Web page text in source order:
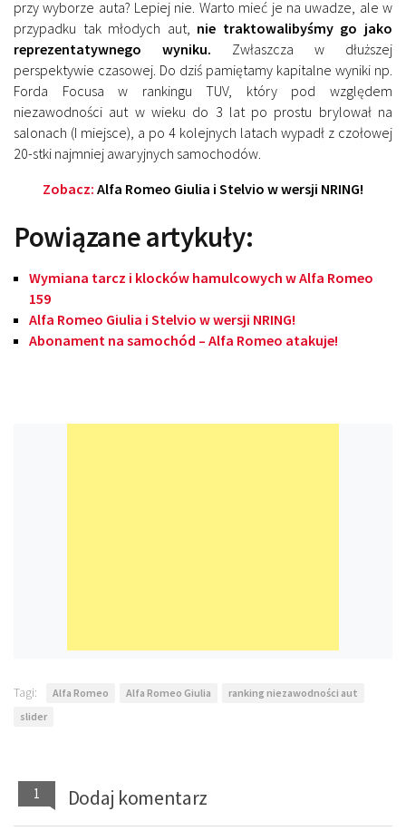
przy wyborze auta? Lepiej nie. Warto mieć je na uwadze, ale w
przypadku tak młodych aut, nie traktowalibyśmy go jako
reprezentatywnego wyniku. Zwłaszcza w dłuższej
perspektywie czasowej. Do dziś pamiętamy kapitalne wyniki np.
Forda Focusa w rankingu TUV, który pod względem
niezawodności aut w wieku do 3 lat po prostu brylował na
salonach (I miejsce), a po 4 kolejnych latach wypadł z czołowej
20-stki najmniej awaryjnych samochodów.
Zobacz: Alfa Romeo Giulia i Stelvio w wersji NRING!
Powiązane artykuły:
Wymiana tarcz i klocków hamulcowych w Alfa Romeo
159
Alfa Romeo Giulia i Stelvio w wersji NRING!
Abonament na samochód – Alfa Romeo atakuje!
Tagi: Alfa Romeo Alfa Romeo Giulia
ranking niezawodności aut
slider
1 Dodaj komentarz